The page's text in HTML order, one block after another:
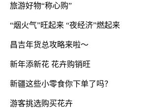
旅游好物“称心购”
“烟火气”旺起来 “夜经济”燃起来
昌吉年货总攻略来啦～
新年添新花 花卉购销旺
新疆这些小零食你下单了吗？
游客挑选购买花卉